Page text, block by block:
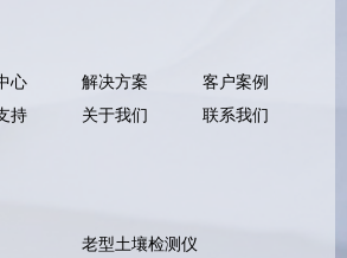
心 解决方案
客户案例
持 关于我们
联系我们
老型土壤检测仪